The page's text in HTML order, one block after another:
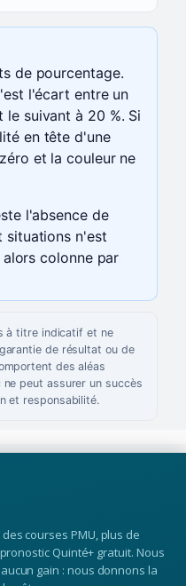
de pourcentage.
l'écart entre un
le suivant à 20 %. Si
en tête d'une
et la couleur ne
l'absence de
situations n'est
colonne par
à titre indicatif et ne
de résultat ou de
des aléas
peut assurer un succès
et responsabilité.
courses PMU, plus de
Quinté+ gratuit. Nous
gain : nous donnons la